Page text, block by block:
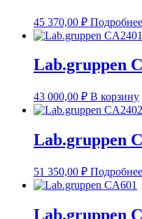
45 370,00 ₽ Подробнее
Lab.gruppen
43 000,00 ₽ В корзину
Lab.gruppen
51 350,00 ₽ Подробнее
Lab.gruppen